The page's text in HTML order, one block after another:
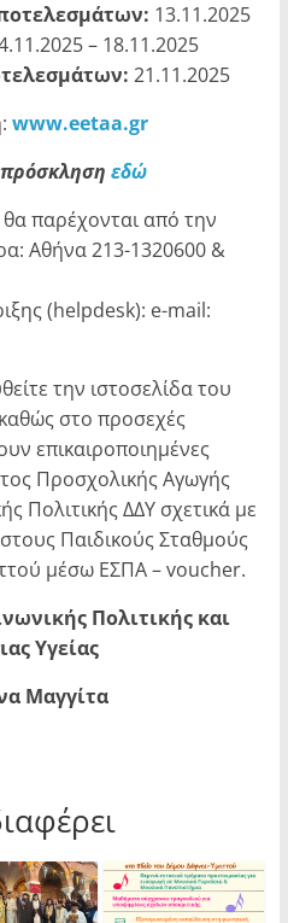
13.11.2025
– 18.11.2025
21.11.2025
www.eetaa.gr
πρόσκληση εδώ
παρέχονται από την
Αθήνα 213-1320600 &
(helpdesk): e-mail:
την ιστοσελίδα του
στο προσεχές
επικαιροποιημένες
Προσχολικής Αγωγής
Πολιτικής ΔΔΥ σχετικά με
Παιδικούς Σταθμούς
μέσω ΕΣΠΑ – voucher.
Πολιτικής και
Υγείας
Μαγγίτα